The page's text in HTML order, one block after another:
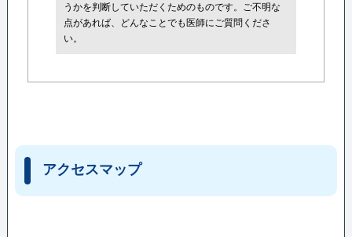
うかを判断していただくためのものです。ご不明な
点があれば、どんなことでも医師にご質問くださ
い。
アクセスマップ